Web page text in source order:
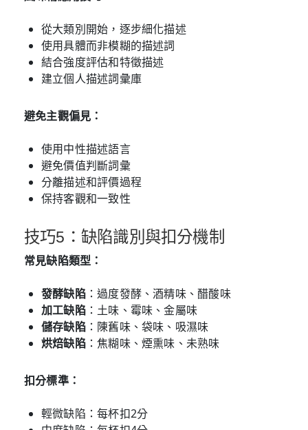
從大類別開始，逐步細化描述
使用具體而非模糊的描述詞
結合強度評估和特徵描述
建立個人描述詞彙庫
避免主觀偏見：
使用中性描述語言
避免價值判斷詞彙
分離描述和評價過程
保持客觀和一致性
技巧5：缺陷識別與扣分機制
常見缺陷類型：
發酵缺陷：過度發酵、酒精味、醋酸味
加工缺陷：土味、霉味、金屬味
儲存缺陷：陳舊味、袋味、吸濕味
烘焙缺陷：焦糊味、煙熏味、未熟味
扣分標準：
輕微缺陷：每杯扣2分